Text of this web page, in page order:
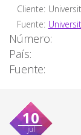
Cliente:
Fuente:
Número:
País:
Fuente:
10
jul